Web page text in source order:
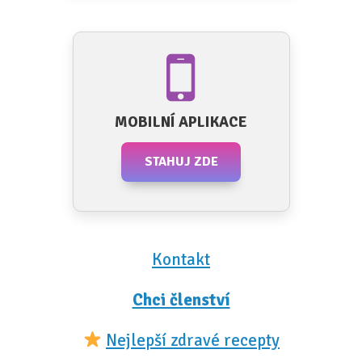
MOBILNÍ APLIKACE
STAHUJ ZDE
Kontakt
Chci členství
Nejlepší zdravé recepty